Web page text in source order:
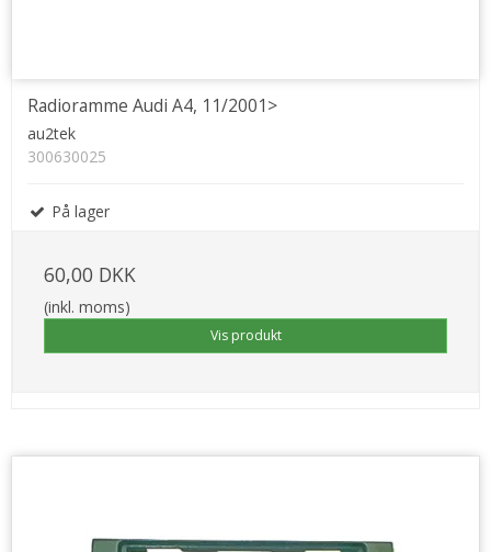
Radioramme Audi A4, 11/2001>
au2tek
300630025
På lager
60,00 DKK
(inkl. moms)
Vis produkt